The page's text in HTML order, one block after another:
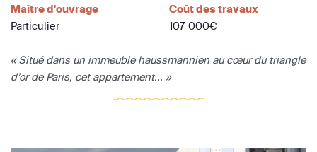
Maître d'ouvrage
Particulier
Coût des travaux
107 000€
« Situé dans un immeuble haussmannien au cœur du triangle
d’or de Paris, cet appartement... »